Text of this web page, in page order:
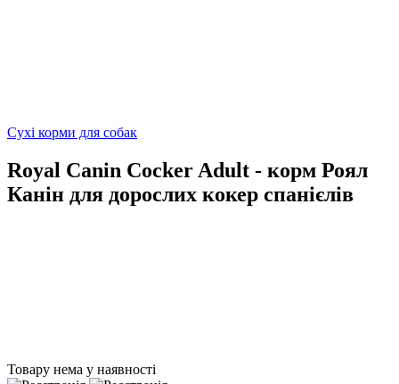
Сухі корми для собак
Royal Canin Cocker Adult - корм Роял
Канін для дорослих кокер спанієлів
Товару нема у наявності